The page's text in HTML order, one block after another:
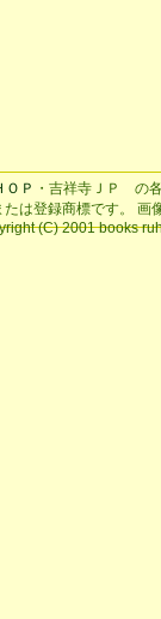
ＯＰ ・吉祥寺ＪＰ の
は登録商標です。 画
(C) 2001 books